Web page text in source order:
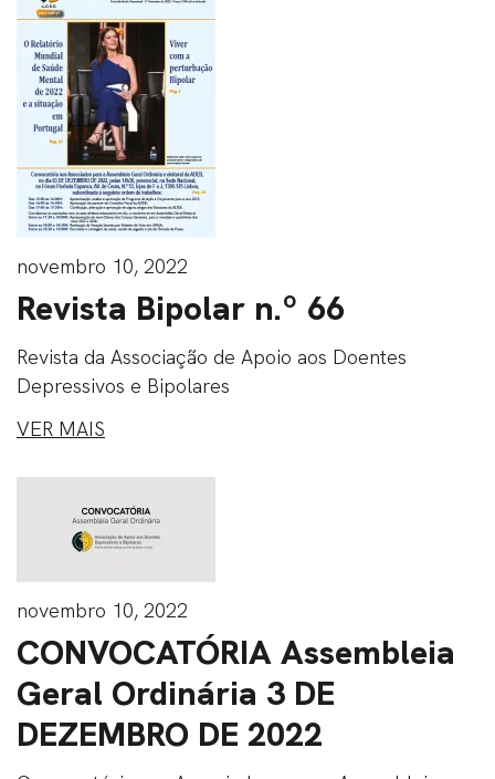
novembro 10, 2022
Revista Bipolar n.º 66
Revista da Associação de Apoio aos Doentes
Depressivos e Bipolares
VER MAIS
novembro 10, 2022
CONVOCATÓRIA Assembleia
Geral Ordinária 3 DE
DEZEMBRO DE 2022